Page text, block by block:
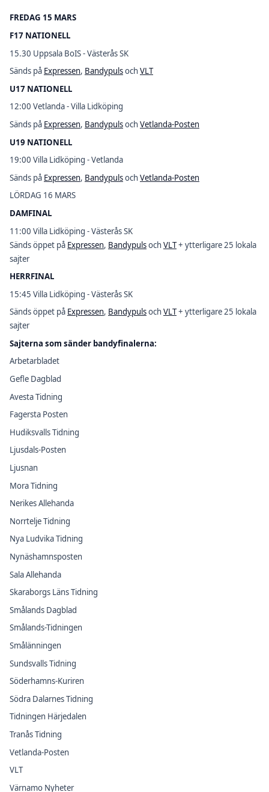
FREDAG 15 MARS
F17 NATIONELL
15.30 Uppsala BoIS - Västerås SK
Sänds på Expressen, Bandypulsoch VLT
U17 NATIONELL
12:00 Vetlanda - Villa Lidköping
Sänds på Expressen, Bandypulsoch Vetlanda-Posten
U19 NATIONELL
19:00 Villa Lidköping - Vetlanda
Sänds på Expressen, Bandypulsoch Vetlanda-Posten
LÖRDAG 16 MARS
DAMFINAL
11:00 Villa Lidköping - Västerås SK
Sänds öppet på Expressen, Bandypulsoch VLT+ ytterligare 25 lokala
sajter
HERRFINAL
15:45 Villa Lidköping - Västerås SK
Sänds öppet på Expressen, Bandypulsoch VLT+ ytterligare 25 lokala
sajter
Sajterna som sänder bandyfinalerna:
Arbetarbladet
Gefle Dagblad
Avesta Tidning
Fagersta Posten
Hudiksvalls Tidning
Ljusdals-Posten
Ljusnan
Mora Tidning
Nerikes Allehanda
Norrtelje Tidning
Nya Ludvika Tidning
Nynäshamnsposten
Sala Allehanda
Skaraborgs Läns Tidning
Smålands Dagblad
Smålands-Tidningen
Smålänningen
Sundsvalls Tidning
Söderhamns-Kuriren
Södra Dalarnes Tidning
Tidningen Härjedalen
Tranås Tidning
Vetlanda-Posten
VLT
Värnamo Nyheter